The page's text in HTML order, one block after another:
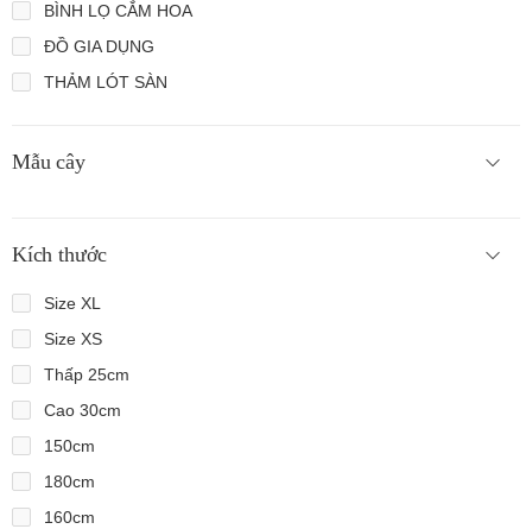
BÌNH LỌ CẮM HOA
ĐỒ GIA DỤNG
THẢM LÓT SÀN
Mẫu cây
Kích thước
Size XL
Size XS
Thấp 25cm
Cao 30cm
150cm
180cm
160cm